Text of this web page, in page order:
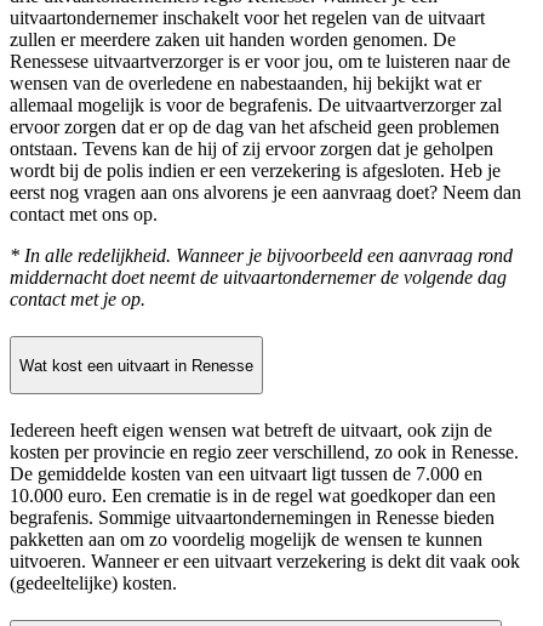
uitvaartondernemer inschakelt voor het regelen van de uitvaart
zullen er meerdere zaken uit handen worden genomen. De
Renessese uitvaartverzorger is er voor jou, om te luisteren naar de
wensen van de overledene en nabestaanden, hij bekijkt wat er
allemaal mogelijk is voor de begrafenis. De uitvaartverzorger zal
ervoor zorgen dat er op de dag van het afscheid geen problemen
ontstaan. Tevens kan de hij of zij ervoor zorgen dat je geholpen
wordt bij de polis indien er een verzekering is afgesloten. Heb je
eerst nog vragen aan ons alvorens je een aanvraag doet? Neem dan
contact met ons op.
* In alle redelijkheid. Wanneer je bijvoorbeeld een aanvraag rond
middernacht doet neemt de uitvaartondernemer de volgende dag
contact met je op.
Wat kost een uitvaart in Renesse
Iedereen heeft eigen wensen wat betreft de uitvaart, ook zijn de
kosten per provincie en regio zeer verschillend, zo ook in Renesse.
De gemiddelde kosten van een uitvaart ligt tussen de 7.000 en
10.000 euro. Een crematie is in de regel wat goedkoper dan een
begrafenis. Sommige uitvaartondernemingen in Renesse bieden
pakketten aan om zo voordelig mogelijk de wensen te kunnen
uitvoeren. Wanneer er een uitvaart verzekering is dekt dit vaak ook
(gedeeltelijke) kosten.